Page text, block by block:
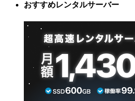
おすすめレンタルサーバー